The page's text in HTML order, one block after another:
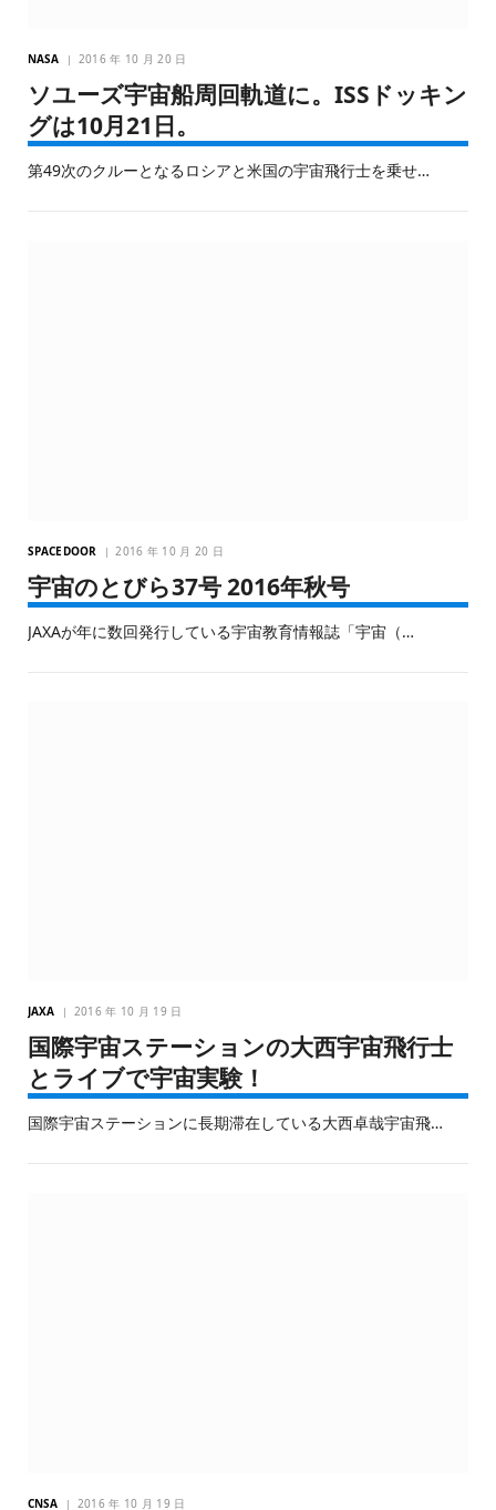
NASA 2016 年 10 月 20 日
ソユーズ宇宙船周回軌道に。ISSドッキン
グは10月21日。
第49次のクルーとなるロシアと米国の宇宙飛行士を乗せ…
SPACEDOOR 2016 年 10 月 20 日
宇宙のとびら37号 2016年秋号
JAXAが年に数回発行している宇宙教育情報誌「宇宙（…
JAXA 2016 年 10 月 19 日
国際宇宙ステーションの大西宇宙飛行士
とライブで宇宙実験！
国際宇宙ステーションに長期滞在している大西卓哉宇宙飛…
CNSA 2016 年 10 月 19 日